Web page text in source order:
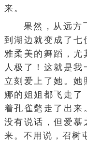
来。
果然，从远方
到湖边就变成了七
雅柔美的舞蹈，尤
人极了！这就是
立刻爱上了她。她
娜的姐姐都飞走了
着孔雀氅走了出来
没有说话，但爱慕
来。不用说，召树